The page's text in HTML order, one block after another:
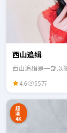
西山追缉
西山追缉是一部以
4.6 55万
超
清
4K